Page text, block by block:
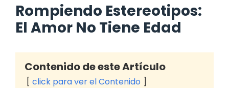
Rompiendo Estereotipos:
El Amor No Tiene Edad
Contenido de este Artículo
click para ver el Contenido